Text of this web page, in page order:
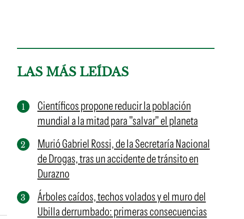
LAS MÁS LEÍDAS
Científicos propone reducir la población
mundial a la mitad para "salvar" el planeta
Murió Gabriel Rossi, de la Secretaría Nacional
de Drogas, tras un accidente de tránsito en
Durazno
Árboles caídos, techos volados y el muro del
Ubilla derrumbado: primeras consecuencias